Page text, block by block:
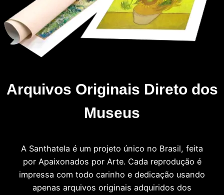
Arquivos Originais Direto dos
Museus
A Santhatela é um projeto único no Brasil, feita
por Apaixonados por Arte. Cada reprodução é
impressa com todo carinho e dedicação usando
apenas arquivos originais adquiridos dos